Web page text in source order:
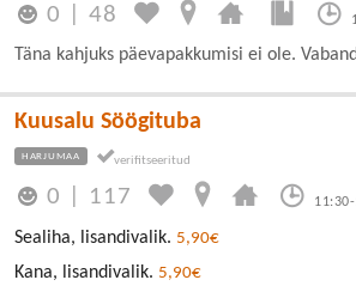
0 |48
Täna kahjuks päevapakkumisi ei ole.
Kuusalu Söögituba
HARJUMAA
0 117
Sealiha, lisandivalik. 5,90€
Kana, lisandivalik. 5,90€